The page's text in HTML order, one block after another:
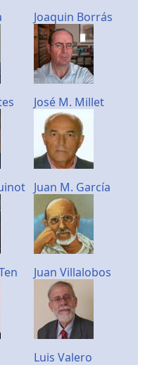
Joaquin Borrás
José M. Millet
Juan M. García
Juan Villalobos
Luis Valero